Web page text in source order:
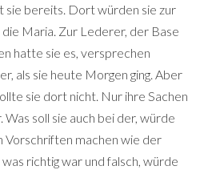
sie bereits. Dort würden sie zur
Maria. Zur Lederer, der Base
hatte sie es, versprechen
als sie heute Morgen ging. Aber
sie dort nicht. Nur ihre Sachen
soll sie auch bei der, würde
Vorschriften machen wie der
richtig war und falsch, würde